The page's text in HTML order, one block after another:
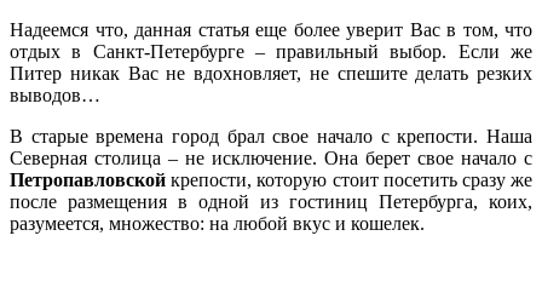
Надеемся что, данная статья еще более уверит Вас в том, что
отдых в Санкт-Петербурге – правильный выбор. Если же
Питер никак Вас не вдохновляет, не спешите делать резких
выводов…
В старые времена город брал свое начало с крепости. Наша
Северная столица – не исключение. Она берет свое начало с
Петропавловской крепости, которую стоит посетить сразу же
после размещения в одной из гостиниц Петербурга, коих,
разумеется, множество: на любой вкус и кошелек.